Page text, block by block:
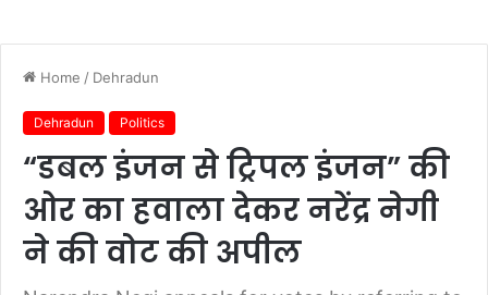
Home / Dehradun
Dehradun Politics
“डबल इंजन से ट्रिपल इंजन” की
ओर का हवाला देकर नरेंद्र नेगी
ने की वोट की अपील